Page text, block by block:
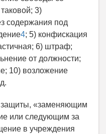
3)
содержания под
4; 5) конфискация
6) штраф;
от должности;
10) возложение
«заменяющим
или следующим за
в учреждения